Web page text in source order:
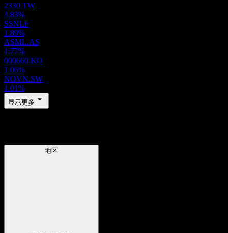
2330.TW
4.83%
SSNLF
1.89%
ASML.AS
1.77%
000660.KO
1.06%
NOVN.SW
1.01%
显示更多
地区